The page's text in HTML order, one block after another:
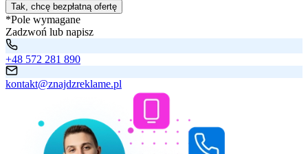
Tak, chcę bezpłatną ofertę
*Pole wymagane
Zadzwoń lub napisz
+48 572 281 890
kontakt@znajdzreklame.pl